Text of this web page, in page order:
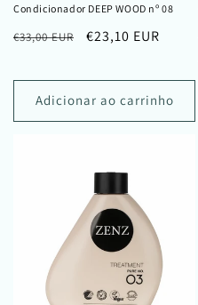
Condicionador DEEP WOOD nº 08
Preço
€33,00 EUR
Preço
saldo
€23,10 EUR
Adicionar ao carrinho